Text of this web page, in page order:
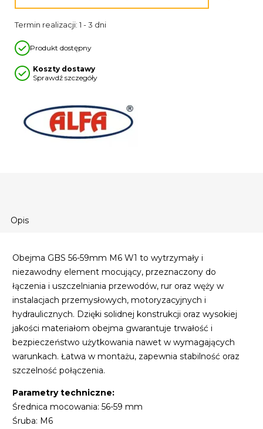
Opis
Obejma GBS 56-59mm M6 W1 to wytrzymały i
niezawodny element mocujący, przeznaczony do
łączenia i uszczelniania przewodów, rur oraz węży w
instalacjach przemysłowych, motoryzacyjnych i
hydraulicznych. Dzięki solidnej konstrukcji oraz wysokiej
jakości materiałom obejma gwarantuje trwałość i
bezpieczeństwo użytkowania nawet w wymagających
warunkach. Łatwa w montażu, zapewnia stabilność oraz
szczelność połączenia.
Parametry techniczne:
Średnica mocowania: 56-59 mm
Śruba: M6
Termin realizacji: 1 - 3 dni
Produkt dostępny
Koszty dostawy
Sprawdź szczegóły